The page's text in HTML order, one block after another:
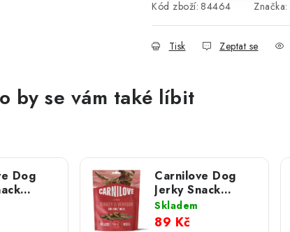
Kód zboží: 84464 Značka:
Tisk Zeptat se
by se vám také líbit
Dog
Rabbit
Carnilove Dog
Jerky Snack
Turkey & Venison
100 g NEW
Skladem
89 Kč